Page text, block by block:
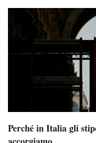
Perché in Italia gli